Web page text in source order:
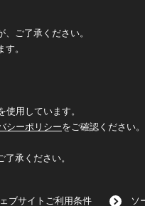
ご了承ください。
。
用しています。
シーポリシーをご確認ください。
承ください。
ブサイトご利用条件 ソ